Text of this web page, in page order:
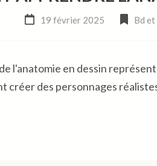
19 février 2025 Bd
l'anatomie en dessin
créer des personnages